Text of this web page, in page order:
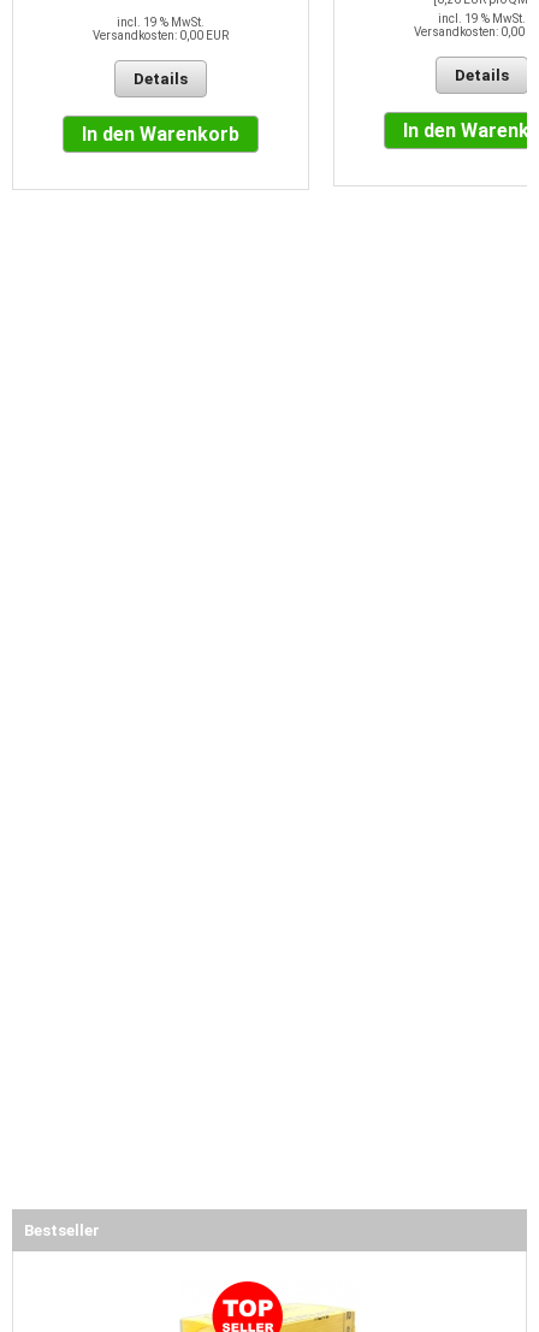
incl. 19 % MwSt.
Versandkosten: 0,00 EUR
Details
In den Warenkorb
incl. 19 % MwSt.
Versandkosten: 0,00
Details
In den
Bestseller